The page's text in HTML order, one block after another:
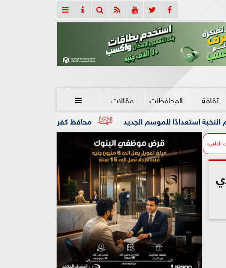
ثقافة المحافظات مقالات 
محافظ كفرالشيخ يوجه بسرعة إنجاز طلبات الجديد
القاهرة